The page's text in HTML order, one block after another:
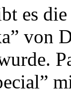
es
von